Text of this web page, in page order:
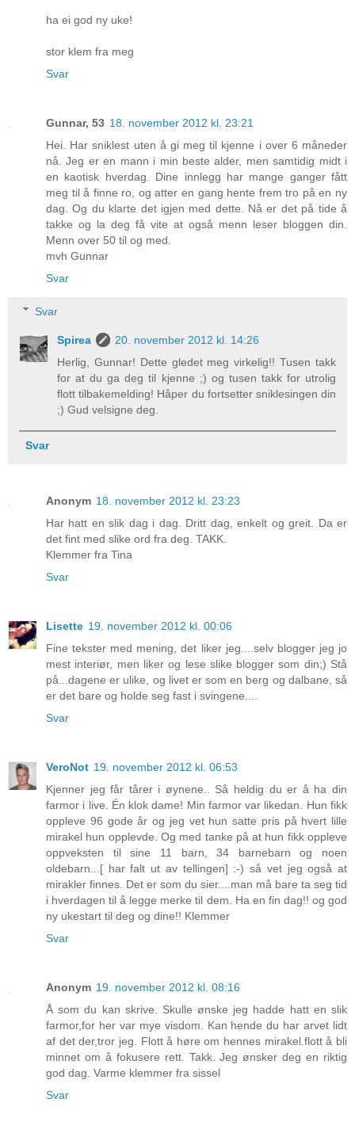
ha ei god ny uke!
stor klem fra meg
Svar
Gunnar, 53 18. november 2012 kl. 23:21
Hei. Har sniklest uten å gi meg til kjenne i over 6 måneder
nå. Jeg er en mann i min beste alder, men samtidig midt i
en kaotisk hverdag. Dine innlegg har mange ganger fått
meg til å finne ro, og atter en gang hente frem tro på en ny
dag. Og du klarte det igjen med dette. Nå er det på tide å
takke og la deg få vite at også menn leser bloggen din.
Menn over 50 til og med.
mvh Gunnar
Svar
Svar
Spirea
20. november 2012 kl. 14:26
Herlig, Gunnar! Dette gledet meg virkelig!! Tusen takk
for at du ga deg til kjenne ;) og tusen takk for utrolig
flott tilbakemelding! Håper du fortsetter sniklesingen din
;) Gud velsigne deg.
Svar
Anonym 18. november 2012 kl. 23:23
Har hatt en slik dag i dag. Dritt dag, enkelt og greit. Da er
det fint med slike ord fra deg. TAKK.
Klemmer fra Tina
Svar
Lisette 19. november 2012 kl. 00:06
Fine tekster med mening, det liker jeg....selv blogger jeg jo
mest interiør, men liker og lese slike blogger som din;) Stå
på...dagene er ulike, og livet er som en berg og dalbane, så
er det bare og holde seg fast i svingene....
Svar
VeroNot 19. november 2012 kl. 06:53
Kjenner jeg får tårer i øynene.. Så heldig du er å ha din
farmor i live. Én klok dame! Min farmor var likedan. Hun fikk
oppleve 96 gode år og jeg vet hun satte pris på hvert lille
mirakel hun opplevde. Og med tanke på at hun fikk oppleve
oppveksten til sine 11 barn, 34 barnebarn og noen
oldebarn...[ har falt ut av tellingen] :-) så vet jeg også at
mirakler finnes. Det er som du sier....man må bare ta seg tid
i hverdagen til å legge merke til dem. Ha en fin dag!! og god
ny ukestart til deg og dine!! Klemmer
Svar
Anonym 19. november 2012 kl. 08:16
Å som du kan skrive. Skulle ønske jeg hadde hatt en slik
farmor,for her var mye visdom. Kan hende du har arvet lidt
af det der,tror jeg. Flott å høre om hennes mirakel.flott å bli
minnet om å fokusere rett. Takk. Jeg ønsker deg en riktig
god dag. Varme klemmer fra sissel
Svar